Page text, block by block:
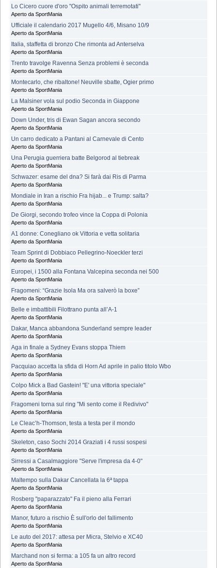
Lo Cicero cuore d'oro "Ospito animali terremotati"
Aperto da SportMania
Ufficiale il calendario 2017 Mugello 4/6, Misano 10/9
Aperto da SportMania
Italia, staffetta di bronzo Che rimonta ad Anterselva
Aperto da SportMania
Trento travolge Ravenna Senza problemi è seconda
Aperto da SportMania
Montecarlo, che ribaltone! Neuville sbatte, Ogier primo
Aperto da SportMania
La Malsiner vola sul podio Seconda in Giappone
Aperto da SportMania
Down Under, tris di Ewan Sagan ancora secondo
Aperto da SportMania
Un carro dedicato a Pantani al Carnevale di Cento
Aperto da SportMania
Una Perugia guerriera batte Belgorod al tiebreak
Aperto da SportMania
Schwazer: esame del dna? Si farà dai Ris di Parma
Aperto da SportMania
Mondiale in Iran a rischio Fra hijab... e Trump: salta?
Aperto da SportMania
De Giorgi, secondo trofeo vince la Coppa di Polonia
Aperto da SportMania
A1 donne: Conegliano ok Vittoria e vetta solitaria
Aperto da SportMania
Team Sprint di Dobbiaco Pellegrino-Noeckler terzi
Aperto da SportMania
Europei, i 1500 alla Fontana Valcepina seconda nei 500
Aperto da SportMania
Fragomeni: “Grazie Isola Ma ora salverò la boxe”
Aperto da SportMania
Belle e imbattibili Filottrano punta all’A-1
Aperto da SportMania
Dakar, Manca abbandona Sunderland sempre leader
Aperto da SportMania
Aga in finale a Sydney Evans stoppa Thiem
Aperto da SportMania
Pacquiao accetta la sfida di Horn Ad aprile in palio titolo Wbo
Aperto da SportMania
Colpo Mick a Bad Gastein! "E' una vittoria speciale"
Aperto da SportMania
Fragomeni torna sul ring "Mi sento come il Redivivo"
Aperto da SportMania
Le Cleac’h-Thomson, testa a testa per il mondo
Aperto da SportMania
Skeleton, caso Sochi 2014 Graziati i 4 russi sospesi
Aperto da SportMania
Sirressi a Casalmaggiore "Serve l'impresa da 4-0"
Aperto da SportMania
Maltempo sulla Dakar Cancellata la 6ª tappa
Aperto da SportMania
Rosberg "paparazzato" Fa il pieno alla Ferrari
Aperto da SportMania
Manor, futuro a rischio È sull'orlo del fallimento
Aperto da SportMania
Le auto del 2017: attesa per Micra, Stelvio e XC40
Aperto da SportMania
Marchand non si ferma: a 105 fa un altro record
Aperto da SportMania